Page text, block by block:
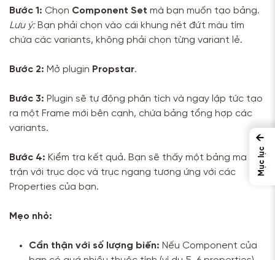
Bước 1: Chọn Component Set mà bạn muốn tạo bảng.
Lưu ý:Bạn phải chọn vào cái khung nét đứt màu tím
chứa các variants, không phải chọn từng variant lẻ.
Bước 2: Mở plugin Propstar.
Bước 3: Plugin sẽ tự động phân tích và ngay lập tức tạo
ra một Frame mới bên cạnh, chứa bảng tổng hợp các
variants.
Bước 4: Kiểm tra kết quả. Bạn sẽ thấy một bảng ma
trận với trục dọc và trục ngang tương ứng với các
Properties của bạn.
Mẹo nhỏ:
Cẩn thận với số lượng biến: Nếu Component của
←
Mục lục